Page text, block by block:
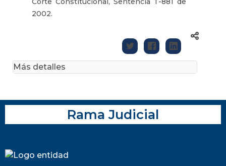
2002.
Más detalles
Rama Judicial